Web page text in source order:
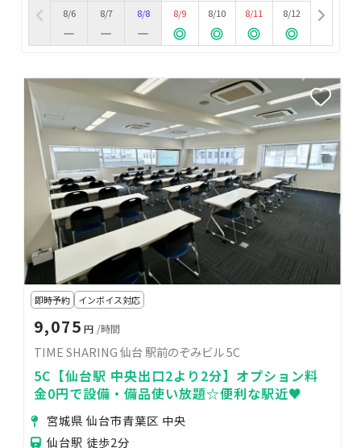
8/6
8/7
8/8
8/9
8/10
8/11
8/12
即時予約 インボイス対応
9,075 円 /時間
TIME SHARING 仙台 駅前のぞみビル 5C
5C【仙台駅 中央出口2より2分】オプション料
金0円で設備・備品使い放題☆便利な駅近♥
宮城県 仙台市青葉区 中央
仙台駅 徒歩2分